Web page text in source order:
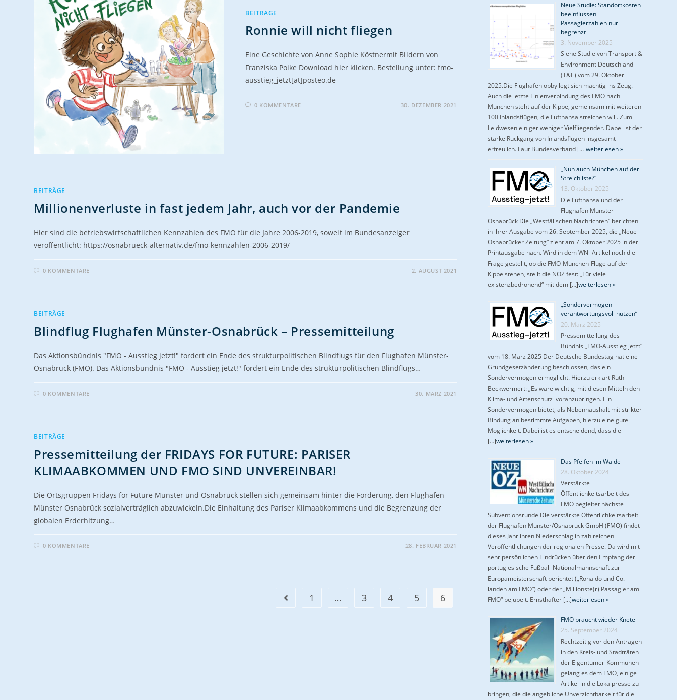
BEITRÄGE
Ronnie will nicht fliegen
Eine Geschichte von Anne Sophie Köstnermit Bildern von
Franziska Poike Download hier klicken. Bestellung unter: fmo-
ausstieg_jetzt[at]posteo.de
0 KOMMENTARE 30. DEZEMBER 2021
BEITRÄGE
Millionenverluste in fast jedem Jahr, auch vor der Pandemie
Hier sind die betriebswirtschaftlichen Kennzahlen des FMO für die Jahre 2006-2019, soweit im Bundesanzeiger
veröffentlicht: https://osnabrueck-alternativ.de/fmo-kennzahlen-2006-2019/
0 KOMMENTARE 2. AUGUST 2021
BEITRÄGE
Blindflug Flughafen Münster-Osnabrück – Pressemitteilung
Das Aktionsbündnis "FMO - Ausstieg jetzt!" fordert ein Ende des strukturpolitischen Blindflugs für den Flughafen Münster-
Osnabrück (FMO). Das Aktionsbündnis "FMO - Ausstieg jetzt!" fordert ein Ende des strukturpolitischen Blindflugs…
0 KOMMENTARE 30. MÄRZ 2021
BEITRÄGE
Pressemitteilung der FRIDAYS FOR FUTURE: PARISER
KLIMAABKOMMEN UND FMO SIND UNVEREINBAR!
Die Ortsgruppen Fridays for Future Münster und Osnabrück stellen sich gemeinsam hinter die Forderung, den Flughafen
Münster Osnabrück sozialverträglich abzuwickeln.Die Einhaltung des Pariser Klimaabkommens und die Begrenzung der
globalen Erderhitzung…
0 KOMMENTARE 28. FEBRUAR 2021
Gehe zur vorherigen Seite
1 … 3 4 5 6
Neue Studie: Standortkosten
beeinflussen
Passagierzahlen nur
begrenzt
3. November 2025
Siehe Studie von Transport &
Environment Deutschland
(T&E) vom 29. Oktober
2025.Die Flughafenlobby legt sich mächtig ins Zeug.
Auch die letzte Linienverbindung des FMO nach
München steht auf der Kippe, gemeinsam mit weiteren
100 Inlandsflügen, die Lufthansa streichen will. Zum
Leidwesen einiger weniger Vielfliegender. Dabei ist der
starke Rückgang von Inlandsflügen insgesamt
erfreulich. Laut Bundesverband […]weiterlesen »
„Nun auch München auf der
Streichliste?“
13. Oktober 2025
Die Lufthansa und der
Flughafen Münster-
Osnabrück Die „Westfälischen Nachrichten“ berichten
in ihrer Ausgabe vom 26. September 2025, die „Neue
Osnabrücker Zeitung“ zieht am 7. Oktober 2025 in der
Printausgabe nach. Wird in dem WN- Artikel noch die
Frage gestellt, ob die FMO-München-Flüge auf der
Kippe stehen, stellt die NOZ fest: „Für viele
existenzbedrohend“ mit dem […]weiterlesen »
„Sondervermögen
verantwortungsvoll nutzen“
20. März 2025
Pressemitteilung des
Bündnis „FMO-Ausstieg jetzt“
vom 18. März 2025 Der Deutsche Bundestag hat eine
Grundgesetzänderung beschlossen, das ein
Sondervermögen ermöglicht. Hierzu erklärt Ruth
Beckwermert: „Es wäre wichtig, mit diesen Mitteln den
Klima- und Artenschutz voranzubringen. Ein
Sondervermögen bietet, als Nebenhaushalt mit strikter
Bindung an bestimmte Aufgaben, hierzu eine gute
Möglichkeit. Dabei ist es entscheidend, dass die
[…]weiterlesen »
Das Pfeifen im Walde
28. Oktober 2024
Verstärkte
Öffentlichkeitsarbeit des
FMO begleitet nächste
Subventionsrunde Die verstärkte Öffentlichkeitsarbeit
der Flughafen Münster/Osnabrück GmbH (FMO) findet
dieses Jahr ihren Niederschlag in zahlreichen
Veröffentlichungen der regionalen Presse. Da wird mit
sehr persönlichen Eindrücken über den Empfang der
portugiesische Fußball-Nationalmannschaft zur
Europameisterschaft berichtet („Ronaldo und Co.
landen am FMO“) oder der „Millionste(r) Passagier am
FMO“ bejubelt. Ernsthafter […]weiterlesen »
FMO braucht wieder Knete
25. September 2024
Rechtzeitig vor den Anträgen
in den Kreis- und Stadträten
der Eigentümer-Kommunen
gelang es dem FMO, einige
Artikel in die Lokalpresse zu
bringen, die die angebliche Unverzichtbarkeit für die